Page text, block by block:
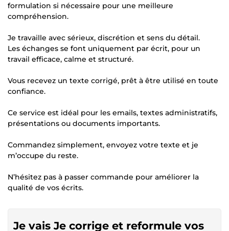
formulation si nécessaire pour une meilleure
compréhension.
Je travaille avec sérieux, discrétion et sens du détail.
Les échanges se font uniquement par écrit, pour un
travail efficace, calme et structuré.
Vous recevez un texte corrigé, prêt à être utilisé en toute
confiance.
Ce service est idéal pour les emails, textes administratifs,
présentations ou documents importants.
Commandez simplement, envoyez votre texte et je
m’occupe du reste.
N’hésitez pas à passer commande pour améliorer la
qualité de vos écrits.
Je vais Je corrige et reformule vos